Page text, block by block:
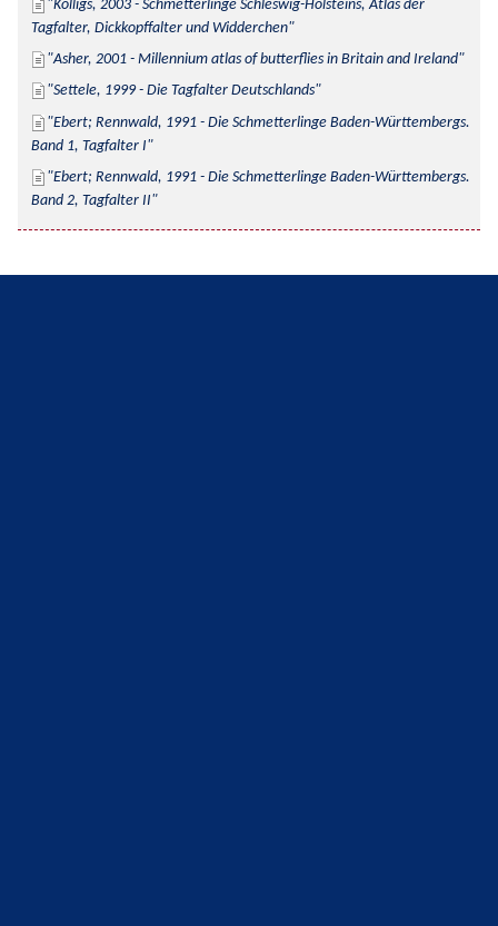
Kolligs, 2003 - Schmetterlinge Schleswig-Holsteins, Atlas der
Tagfalter, Dickkopffalter und Widderchen
Asher, 2001 - Millennium atlas of butterflies in Britain and Ireland
Settele, 1999 - Die Tagfalter Deutschlands
Ebert; Rennwald, 1991 - Die Schmetterlinge Baden-Württembergs.
Band 1, Tagfalter I
Ebert; Rennwald, 1991 - Die Schmetterlinge Baden-Württembergs.
Band 2, Tagfalter II